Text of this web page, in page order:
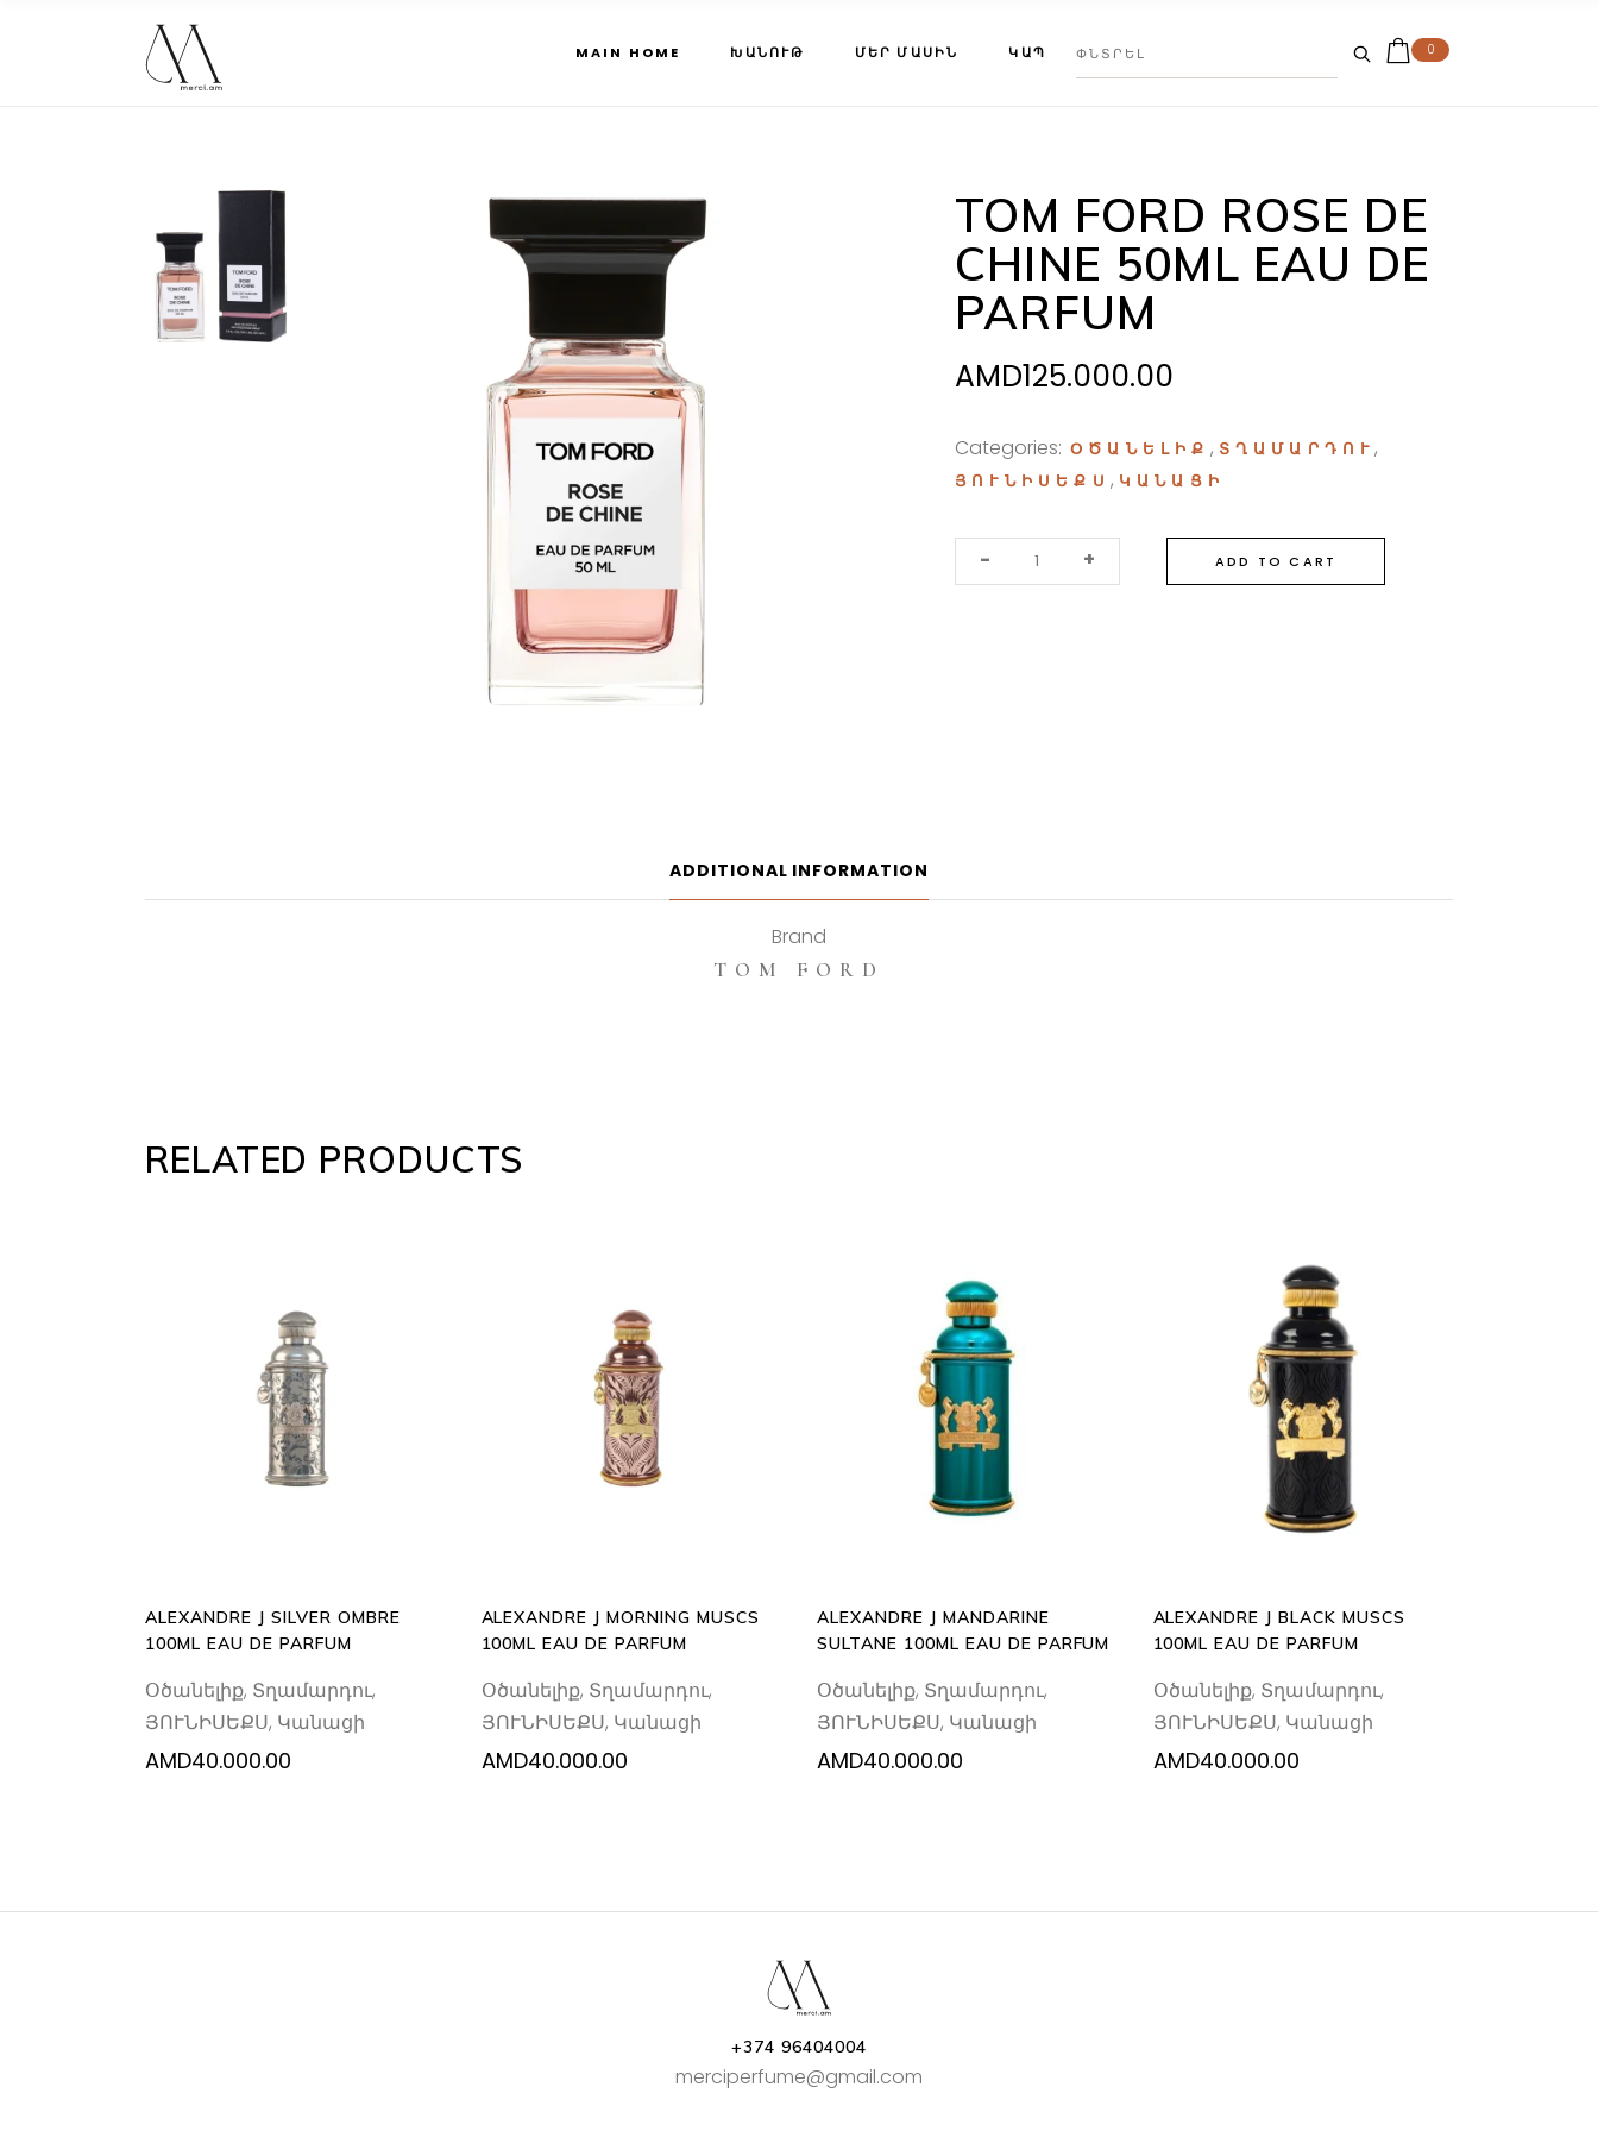
MAIN HOME ԽԱՆՈՒԹ ՄԵՐ ՄԱՍԻՆ ԿԱՊ 0
TOM FORD ROSE DE
CHINE 50ML EAU DE
PARFUM
AMD125.000.00
Categories: ՕԾԱՆԵԼԻՔ , ՏՂԱՄԱՐԴՈՒ,
ՅՈՒՆԻՍԵՔՍ , ԿԱՆԱՑԻ
Tom
Ford
- + ADD TO CART
ADDITIONAL INFORMATION
Brand
TOM FORD
RELATED PRODUCTS
ADD
TO
CART
ALEXANDRE J SILVER OMBRE
100ML EAU DE PARFUM
Օծանելիք, Տղամարդու,
ՅՈՒՆԻՍԵՔՍ, Կանացի
AMD40.000.00
ADD
TO
CART
ALEXANDRE J MORNING MUSCS
100ML EAU DE PARFUM
Օծանելիք, Տղամարդու,
ՅՈՒՆԻՍԵՔՍ, Կանացի
AMD40.000.00
ADD
CART
ALEXANDRE J MANDARINE
SULTANE 100ML EAU DE PARFUM
Օծանելիք, Տղամարդու,
ՅՈՒՆԻՍԵՔՍ, Կանացի
AMD40.000.00
ADD
TO
CART
ALEXANDRE J BLACK MUSCS
100ML EAU DE PARFUM
Օծանելիք, Տղամարդու,
ՅՈՒՆԻՍԵՔՍ, Կանացի
AMD40.000.00
+374 96404004
merciperfume@gmail.com